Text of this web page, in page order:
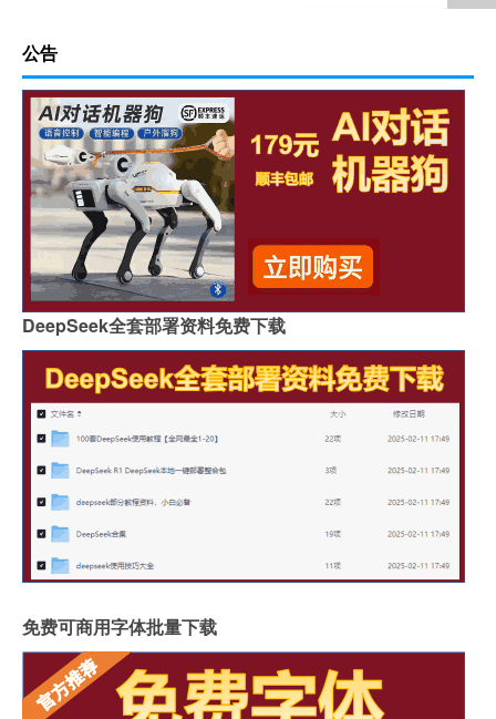
公告
DeepSeek全套部署资料免费下载
免费可商用字体批量下载